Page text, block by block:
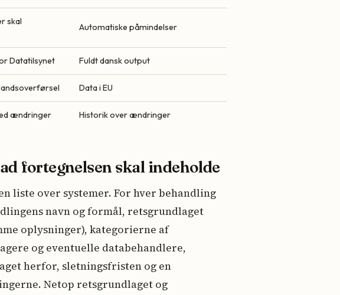
skal
Automatiske påmindelser
Datatilsynet Fuldt dansk output
Data i EU
ændringer Historik over ændringer
fortegnelsen skal indeholde
liste over systemer. For hver behandling
navn og formål, retsgrundlaget
oplysninger), kategorierne af
og eventuelle databehandlere,
herfor, sletningsfristen og en
Netop retsgrundlaget og